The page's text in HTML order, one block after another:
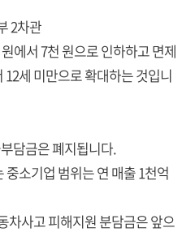
2차관
에서 7천 원으로 인하하고 면제
세 미만으로 확대하는 것입니
담금은 폐지됩니다.
소기업 범위는 연 매출 1천억
차사고 피해지원 분담금은 앞으